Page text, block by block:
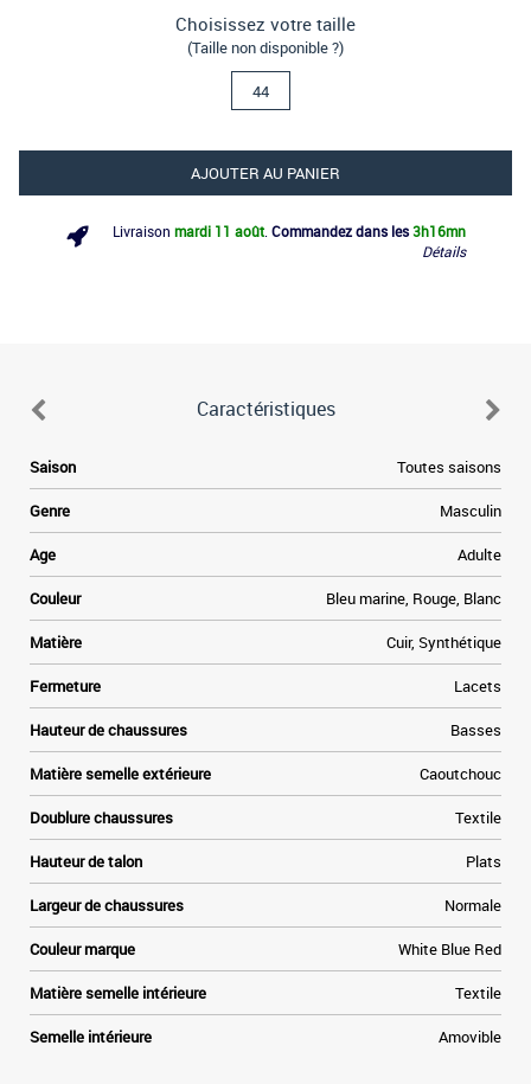
Choisissez votre taille
(Taille non disponible ?)
44
AJOUTER AU PANIER
Livraison mardi 11 août. Commandez dans les 3h16mn
Détails
Caractéristiques
Saison Toutes saisons
Genre Masculin
Age Adulte
Couleur Bleu marine, Rouge, Blanc
Matière Cuir, Synthétique
Fermeture Lacets
Hauteur de chaussures Basses
Matière semelle extérieure Caoutchouc
Doublure chaussures Textile
Hauteur de talon Plats
Largeur de chaussures Normale
Couleur marque White Blue Red
Matière semelle intérieure Textile
Semelle intérieure Amovible